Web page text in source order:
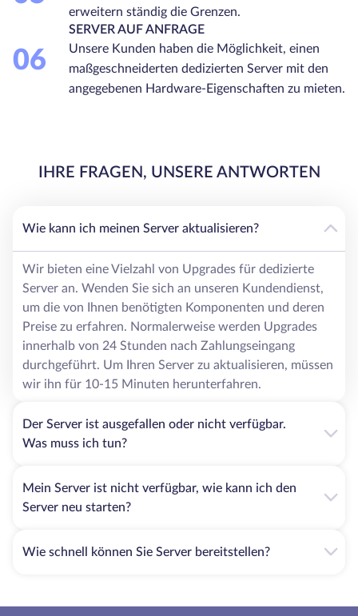
erweitern ständig die Grenzen.
06
SERVER AUF ANFRAGE
Unsere Kunden haben die Möglichkeit, einen
maßgeschneiderten dedizierten Server mit den
angegebenen Hardware-Eigenschaften zu mieten.
IHRE FRAGEN, UNSERE ANTWORTEN
Wie kann ich meinen Server aktualisieren?
Wir bieten eine Vielzahl von Upgrades für dedizierte
Server an. Wenden Sie sich an unseren Kundendienst,
um die von Ihnen benötigten Komponenten und deren
Preise zu erfahren. Normalerweise werden Upgrades
innerhalb von 24 Stunden nach Zahlungseingang
durchgeführt. Um Ihren Server zu aktualisieren, müssen
wir ihn für 10-15 Minuten herunterfahren.
Der Server ist ausgefallen oder nicht verfügbar.
Was muss ich tun?
Mein Server ist nicht verfügbar, wie kann ich den
Server neu starten?
Wie schnell können Sie Server bereitstellen?